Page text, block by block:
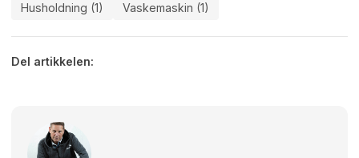
Husholdning (1)
Vaskemaskin (1)
Del artikkelen: